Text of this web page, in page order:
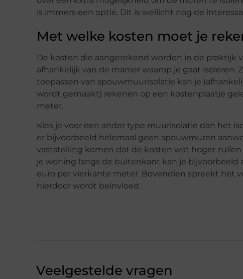
is immers een optie. Dit is wellicht nog de
Met welke kosten moet je
De kosten die aangerekend worden in de praktijk
afhankelijk van de manier waarop je gaat isoleren.
toepassen van spouwmuurisolatie kan je
wordt gemaakt) rekenen op een kostenplaatje
meter.
Kies je voor een ander type muurisolatie dan het
er bijvoorbeeld helemaal geen spouwmuren
vaststelling komen dat de kosten wat hoger
je woning langs de buitenkant kan je bijvoorbeeld
euro per vierkante meter. Bovendien spreekt het
hierdoor wordt beïnvloed.
Veelgestelde vragen